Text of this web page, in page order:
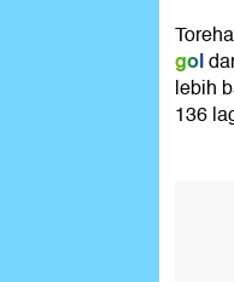
gol
lebih
136